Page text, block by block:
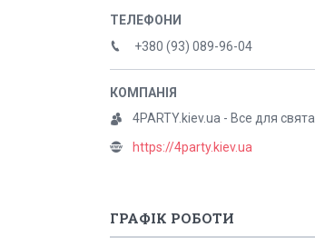
+380 (93) 089-96-04
4PARTY.kiev.ua - Все для свята
https://4party.kiev.ua
ГРАФІК РОБОТИ